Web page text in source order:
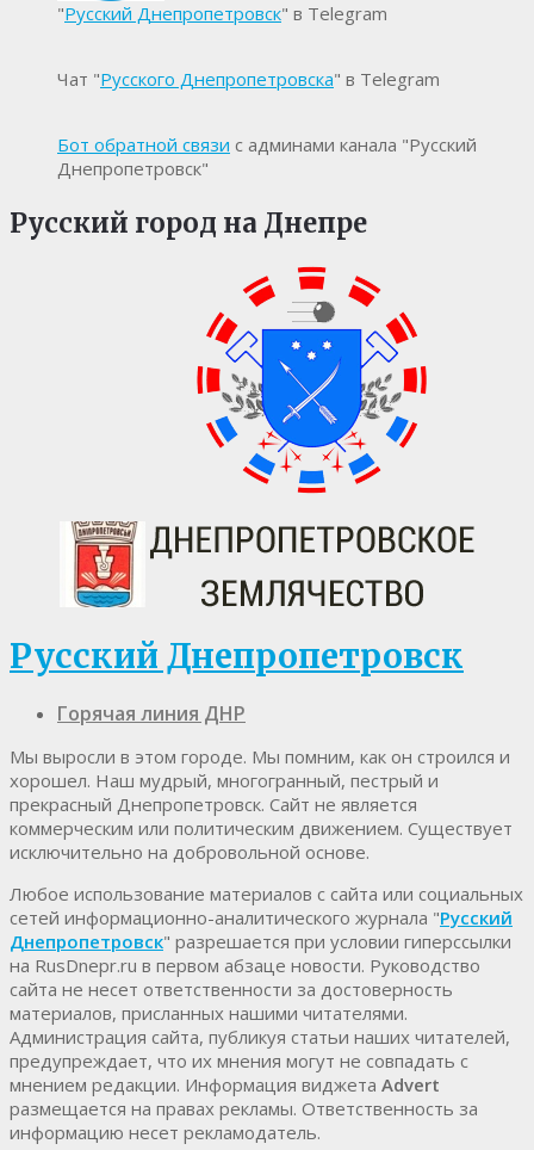
"Русский Днепропетровск" в Telegram
Чат "Русского Днепропетровска" в Telegram
Бот обратной связи с админами канала "Русский
Днепропетровск"
Русский город на Днепре
Русский Днепропетровск
Горячая линия ДНР
Мы выросли в этом городе. Мы помним, как он строился и
хорошел. Наш мудрый, многогранный, пестрый и
прекрасный Днепропетровск. Cайт не является
коммерческим или политическим движением. Существует
исключительно на добровольной основе.
Любое использование материалов c сайта или социальных
сетей информационно-аналитического журнала "Русский
Днепропетровск" разрешается при условии гиперссылки
на RusDnepr.ru в первом абзаце новости. Руководство
сайта не несет ответственности за достоверность
материалов, присланных нашими читателями.
Администрация сайта, публикуя статьи наших читателей,
предупреждает, что их мнения могут не совпадать с
мнением редакции. Информация виджета Advert
размещается на правах рекламы. Ответственность за
информацию несет рекламодатель.